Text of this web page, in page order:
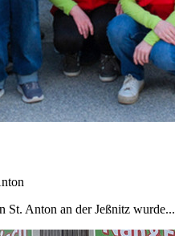
Anton an der Jeßnitz wurde...